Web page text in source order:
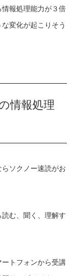
報処理能力が３倍
変化が起こりそう
情報処理
ソクノー速読がお
む、聞く、理解す
トフォンから受講